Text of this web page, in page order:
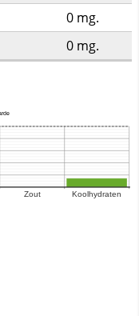
0 mg.
0 mg.